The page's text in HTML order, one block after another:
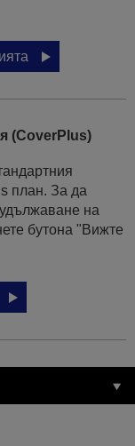
(CoverPlus)
план. За да
на
бутона "Вижте